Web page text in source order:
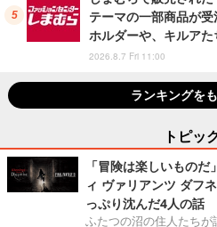
テーマの一部商品が
ホルダーや、キルア
2026.8.7 Fri 11:00
ランキングを
トピッ
「冒険は楽しいもの
ィ ヴァリアンツ ダフ
っぷり沈んだ4人の話
ふたつの沼の住人たちが